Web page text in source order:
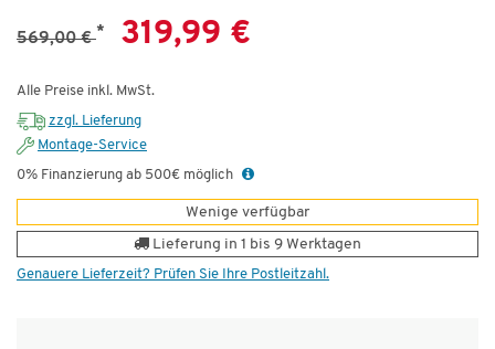
569,00 €* 319,99 €
Alle Preise inkl. MwSt.
zzgl. Lieferung
Montage-Service
0% Finanzierung ab 500€ möglich
Wenige verfügbar
Lieferung in 1 bis 9 Werktagen
Genauere Lieferzeit? Prüfen Sie Ihre Postleitzahl.